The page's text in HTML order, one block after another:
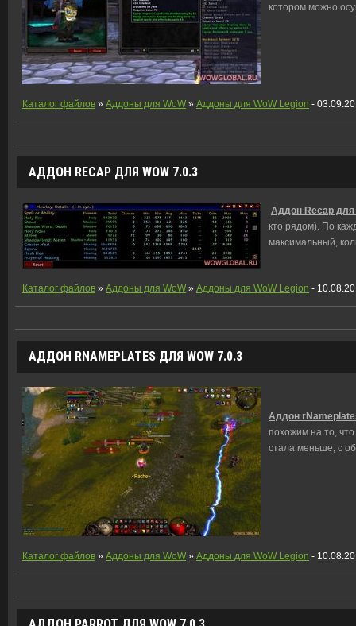
котором можно
Каталог файлов » Аддоны для WoW » Аддоны для WoW Legion -
АДДОН RECAP ДЛЯ WOW 7.0.3
Аддон Recap для
кто рядом). По
максимальный,
Каталог файлов » Аддоны для WoW » Аддоны для WoW Legion -
АДДОН RNAMEPLATES ДЛЯ WOW 7.0.3
Аддон
похожим на то,
стала меньше, с
Каталог файлов » Аддоны для WoW » Аддоны для WoW Legion -